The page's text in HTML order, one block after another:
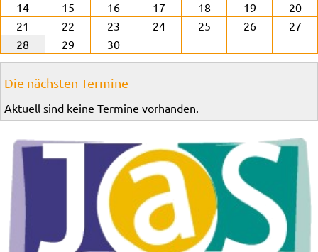
14
15 16 17 18 19
20
21
22 23 24 25 26
27
28
29 30
Die nächsten Termine
Aktuell sind keine Termine vorhanden.